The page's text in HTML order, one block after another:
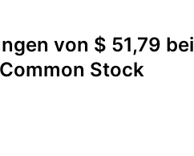
von $ 51,79 bei
Stock